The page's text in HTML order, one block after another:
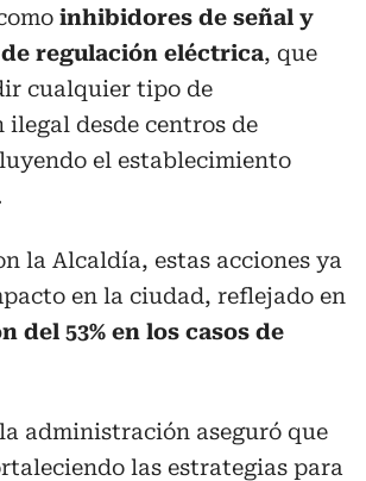
inhibidores de señal y
regulación eléctrica, que
cualquier tipo de
ilegal desde centros de
el establecimiento
la Alcaldía, estas acciones ya
en la ciudad, reflejado en
del 53% en los casos de
administración aseguró que
las estrategias para